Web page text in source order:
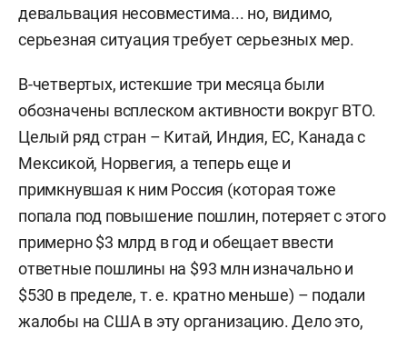
девальвация несовместима... но, видимо,
серьезная ситуация требует серьезных мер.
В-четвертых, истекшие три месяца были
обозначены всплеском активности вокруг ВТО.
Целый ряд стран – Китай, Индия, ЕС, Канада с
Мексикой, Норвегия, а теперь еще и
примкнувшая к ним Россия (которая тоже
попала под повышение пошлин, потеряет с этого
примерно $3 млрд в год и обещает ввести
ответные пошлины на $93 млн изначально и
$530 в пределе, т. е. кратно меньше) – подали
жалобы на США в эту организацию. Дело это,